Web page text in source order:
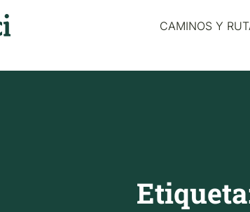
CAMINOS Y